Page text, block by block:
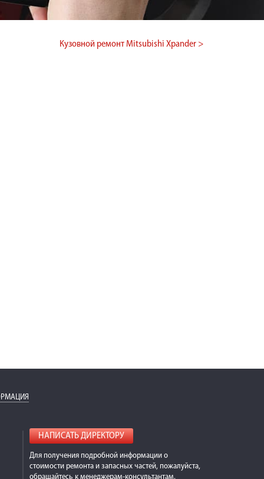
Кузовной ремонт Mitsubishi Xpander >
НАПИСАТЬ ДИРЕКТОРУ
Для получения подробной информации о
стоимости ремонта и запасных частей, пожалуйста,
обращайтесь к менеджерам-консультантам.